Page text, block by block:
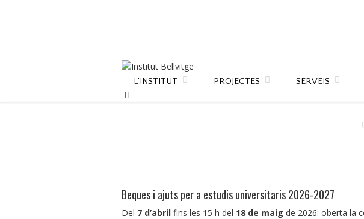
L’INSTITUT PROJECTES SERVEIS
Beques i ajuts per a estudis universitaris 2026-2027
Del 7 d’abril fins les 15 h del 18 de maig de 2026: oberta la